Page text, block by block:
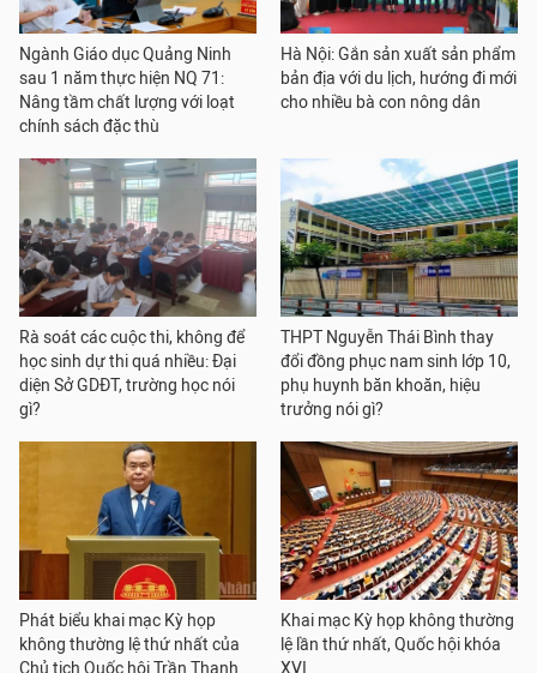
Ngành Giáo dục Quảng Ninh
sau 1 năm thực hiện NQ 71:
Nâng tầm chất lượng với loạt
chính sách đặc thù
Hà Nội: Gắn sản xuất sản phẩm
bản địa với du lịch, hướng đi mới
cho nhiều bà con nông dân
Rà soát các cuộc thi, không để
học sinh dự thi quá nhiều: Đại
diện Sở GDĐT, trường học nói
gì?
THPT Nguyễn Thái Bình thay
đổi đồng phục nam sinh lớp 10,
phụ huynh băn khoăn, hiệu
trưởng nói gì?
Phát biểu khai mạc Kỳ họp
không thường lệ thứ nhất của
Chủ tịch Quốc hội Trần Thanh
Khai mạc Kỳ họp không thường
lệ lần thứ nhất, Quốc hội khóa
XVI